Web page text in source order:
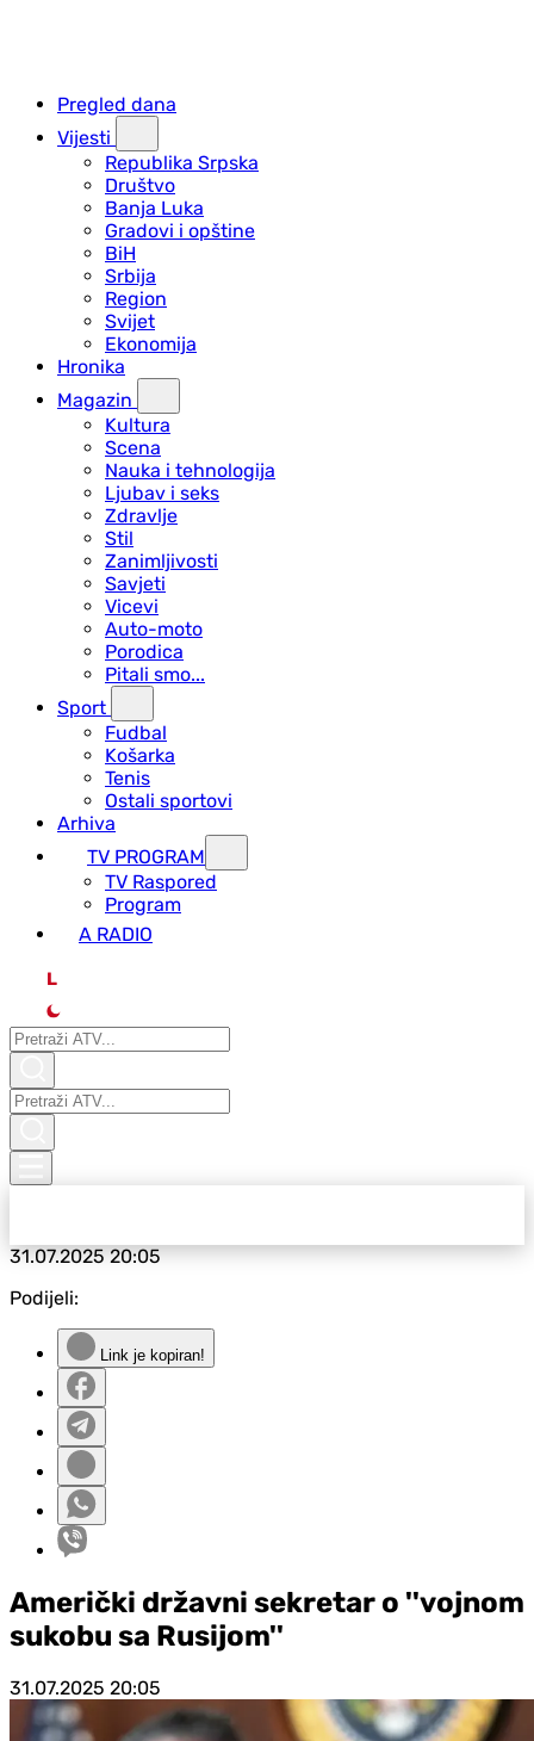
Pregled dana
Vijesti
Republika Srpska
Društvo
Banja Luka
Gradovi i opštine
BiH
Srbija
Region
Svijet
Ekonomija
Hronika
Magazin
Kultura
Scena
Nauka i tehnologija
Ljubav i seks
Zdravlje
Stil
Zanimljivosti
Savjeti
Vicevi
Auto-moto
Porodica
Pitali smo...
Sport
Fudbal
Košarka
Tenis
Ostali sportovi
Arhiva
TV PROGRAM
ТV Raspored
Program
A RADIO
L
31.07.202520:05
Podijeli:
Link je kopiran!
Američki državni sekretar o ''vojnom
sukobu sa Rusijom''
31.07.2025 20:05